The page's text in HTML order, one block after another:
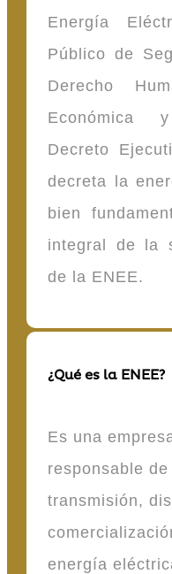
Energía
Público de
Derecho
Económica
Decreto
decreta la
bien
integral de la
de la ENEE.
¿Qué es la ENEE?
Es una
responsable
transmisión,
energía